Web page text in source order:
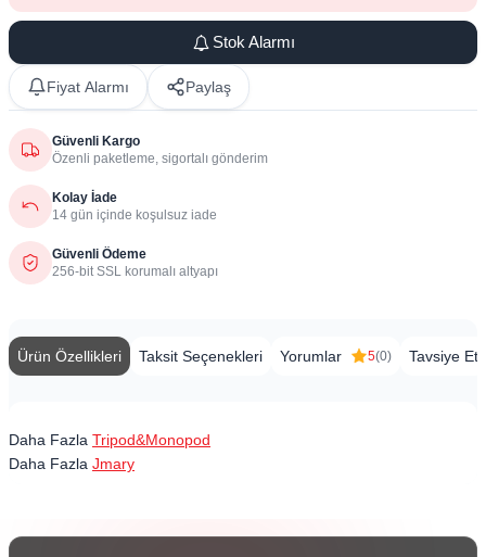
Stok Alarmı
Fiyat Alarmı Paylaş
Güvenli Kargo
Özenli paketleme, sigortalı gönderim
Kolay İade
14 gün içinde koşulsuz iade
Güvenli Ödeme
256-bit SSL korumalı altyapı
Ürün Özellikleri Taksit Seçenekleri Yorumlar 5(0) Tavsiye Et
Daha Fazla Tripod&Monopod
Daha Fazla Jmary